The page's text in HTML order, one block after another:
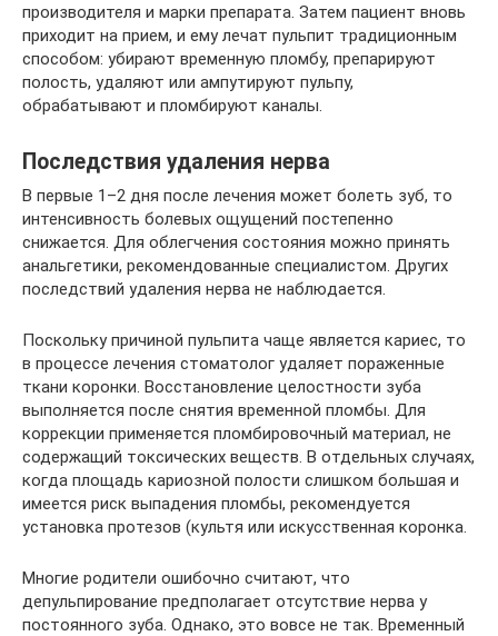
производителя и марки препарата. Затем пациент вновь
приходит на прием, и ему лечат пульпит традиционным
способом: убирают временную пломбу, препарируют
полость, удаляют или ампутируют пульпу,
обрабатывают и пломбируют каналы.
Последствия удаления нерва
В первые 1–2 дня после лечения может болеть зуб, то
интенсивность болевых ощущений постепенно
снижается. Для облегчения состояния можно принять
анальгетики, рекомендованные специалистом. Других
последствий удаления нерва не наблюдается.
Поскольку причиной пульпита чаще является кариес, то
в процессе лечения стоматолог удаляет пораженные
ткани коронки. Восстановление целостности зуба
выполняется после снятия временной пломбы. Для
коррекции применяется пломбировочный материал, не
содержащий токсических веществ. В отдельных случаях,
когда площадь кариозной полости слишком большая и
имеется риск выпадения пломбы, рекомендуется
установка протезов (культя или искусственная коронка.
Многие родители ошибочно считают, что
депульпирование предполагает отсутствие нерва у
постоянного зуба. Однако, это вовсе не так. Временный